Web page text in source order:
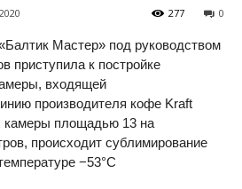
0
277
Мастер» под руководством
приступила к постройке
входящей
производителя кофе Kraft
камеры площадью 13 на
происходит сублимирование
−53°C